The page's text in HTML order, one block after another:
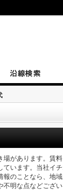
場があります。賃
ています。当社イ
報のことなら、地
不明な点などござ